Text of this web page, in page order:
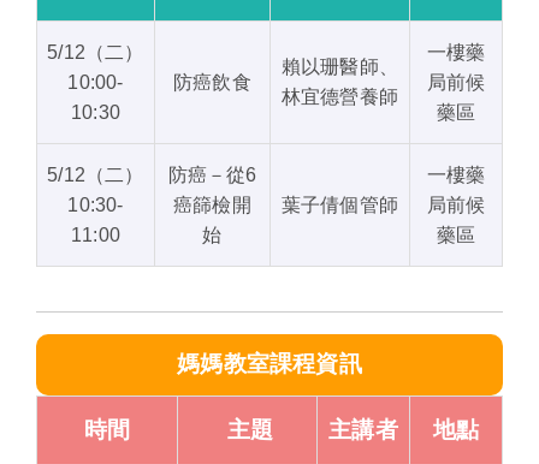
5/12（二）
10:00-
10:30
防癌飲食
賴以珊醫師、
林宜德營養師
一樓藥
局前候
藥區
5/12（二）
10:30-
11:00
防癌－從6
癌篩檢開
始
葉子倩個管師
一樓藥
局前候
藥區
媽媽教室課程資訊
時間 主題 主講者 地點